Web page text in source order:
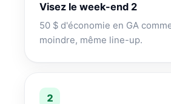
Visez le week-end 2
50 $ d'économie en GA
moindre, même line-up.